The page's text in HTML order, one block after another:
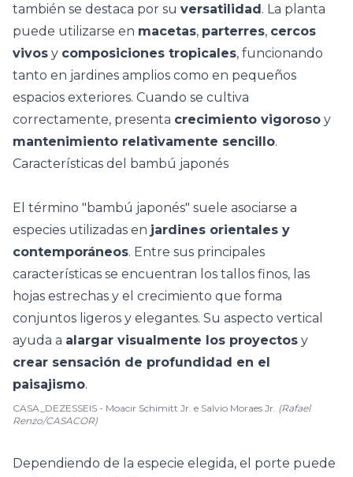
también se destaca por su versatilidad. La planta
puede utilizarse en macetas, parterres, cercos
vivos y composiciones tropicales, funcionando
tanto en jardines amplios como en pequeños
espacios exteriores. Cuando se cultiva
correctamente, presenta crecimiento vigoroso y
mantenimiento relativamente sencillo.
Características del bambú japonés
El término "bambú japonés" suele asociarse a
especies utilizadas en jardines orientales y
contemporáneos. Entre sus principales
características se encuentran los tallos finos, las
hojas estrechas y el crecimiento que forma
conjuntos ligeros y elegantes. Su aspecto vertical
ayuda a alargar visualmente los proyectos y
crear sensación de profundidad en el
paisajismo.
CASA_DEZESSEIS - Moacir Schimitt Jr. e Salvio Moraes Jr. (Rafael
Renzo/CASACOR)
Dependiendo de la especie elegida, el porte puede